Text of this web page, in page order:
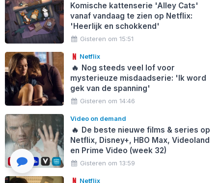
Komische kattenserie 'Alley Cats'
vanaf vandaag te zien op Netflix:
'Heerlijk en schokkend'
Gisteren om 15:51
Netflix
🔥 Nog steeds veel lof voor
mysterieuze misdaadserie: 'Ik word
gek van de spanning'
Gisteren om 14:46
Video on demand
🔥 De beste nieuwe films & series op
Netflix, Disney+, HBO Max, Videoland
en Prime Video (week 32)
Gisteren om 13:59
Netflix